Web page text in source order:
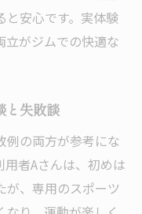
と安心です。実体験
立がジムでの快適な
と失敗談
例の両方が参考にな
者Aさんは、初めは
が、専用のスポーツ